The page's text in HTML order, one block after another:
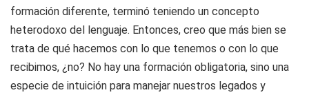
formación diferente, terminó teniendo un concepto
heterodoxo del lenguaje. Entonces, creo que más bien se
trata de qué hacemos con lo que tenemos o con lo que
recibimos, ¿no? No hay una formación obligatoria, sino una
especie de intuición para manejar nuestros legados y